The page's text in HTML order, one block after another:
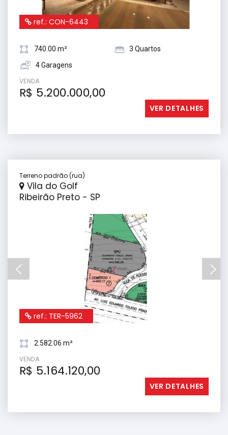
ref.: CON-6443
740.00 m²
3 Quartos
4 Garagens
VENDA
R$ 5.200.000,00
VER DETALHES
Terreno padrão (rua)
Vila do Golf
Ribeirão Preto - SP
ref.: TER-5962
2.582.06 m²
VENDA
R$ 5.164.120,00
VER DETALHES